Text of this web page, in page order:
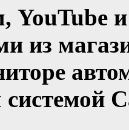
YouTube
из